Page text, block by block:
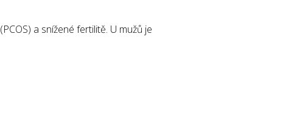
a snížené fertilitě. U mužů je